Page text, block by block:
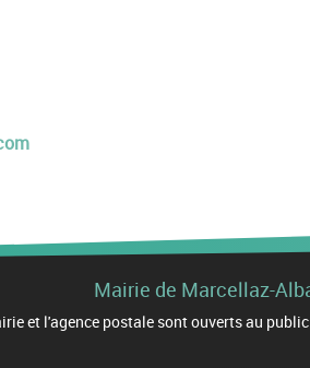
Mairie de Marcellaz-
et l'agence postale sont ouverts au